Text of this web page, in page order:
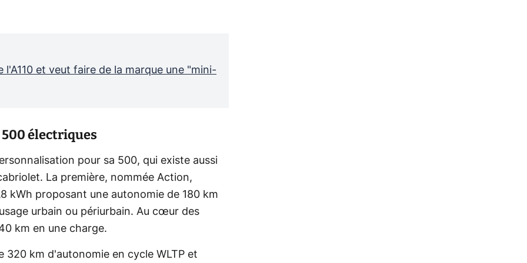
et veut faire de la marque une "mini-
électriques
pour sa 500, qui existe aussi
La première, nommée Action,
kWh proposant une autonomie de 180 km
urbain ou périurbain. Au cœur des
km en une charge.
320 km d'autonomie en cycle WLTP et